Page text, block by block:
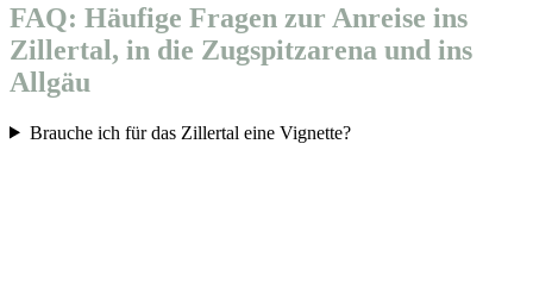
FAQ: Häufige Fragen zur Anreise ins
Zillertal, in die Zugspitzarena und ins
Allgäu
Brauche ich für das Zillertal eine Vignette?